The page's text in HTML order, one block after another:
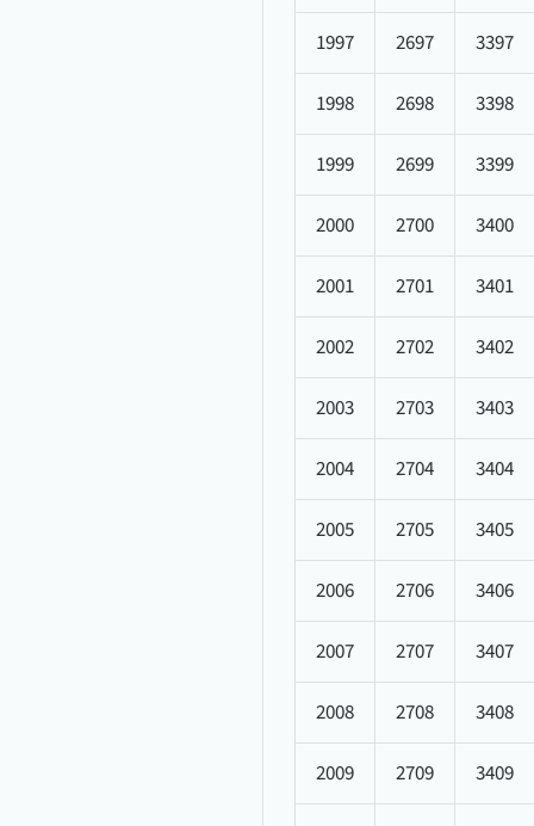
1997 2697 3397
1998 2698 3398
1999 2699 3399
2000 2700 3400
2001 2701 3401
2002 2702 3402
2003 2703 3403
2004 2704 3404
2005 2705 3405
2006 2706 3406
2007 2707 3407
2008 2708 3408
2009 2709 3409